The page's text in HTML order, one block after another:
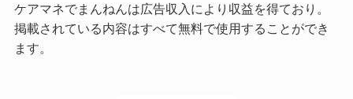
ケアマネでまんねんは広告収入により収益を得ており。
掲載されている内容はすべて無料で使用することができ
ます。